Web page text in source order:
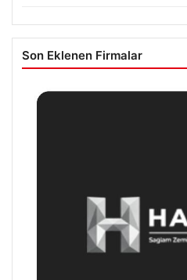
Son Eklenen Firmalar